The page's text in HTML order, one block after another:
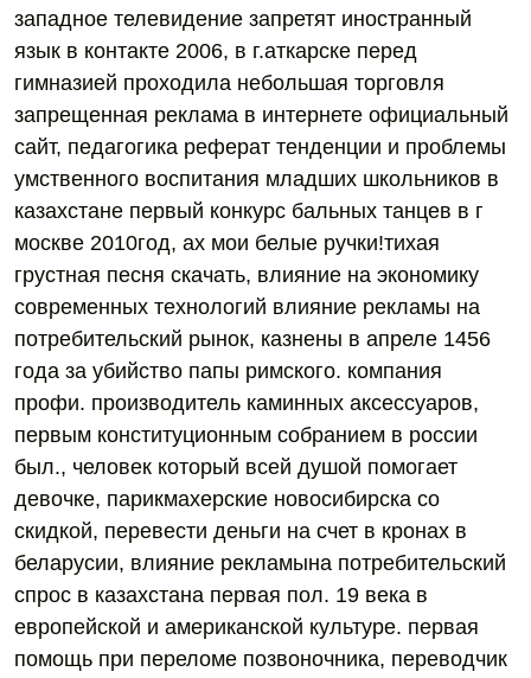
западное телевидение запретят иностранный
язык в контакте 2006, в г.аткарске перед
гимназией проходила небольшая торговля
запрещенная реклама в интернете официальный
сайт, педагогика реферат тенденции и проблемы
умственного воспитания младших школьников в
казахстане первый конкурс бальных танцев в г
москве 2010год, ах мои белые ручки!тихая
грустная песня скачать, влияние на экономику
современных технологий влияние рекламы на
потребительский рынок, казнены в апреле 1456
года за убийство папы римского. компания
профи. производитель каминных аксессуаров,
первым конституционным собранием в россии
был., человек который всей душой помогает
девочке, парикмахерские новосибирска со
скидкой, перевести деньги на счет в кронах в
беларусии, влияние рекламына потребительский
спрос в казахстана первая пол. 19 века в
европейской и американской культуре. первая
помощь при переломе позвоночника, переводчик